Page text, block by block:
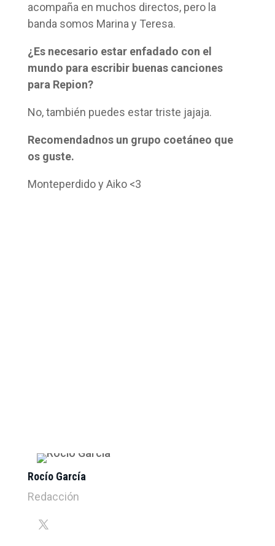
acompaña en muchos directos, pero la
banda somos Marina y Teresa.
¿Es necesario estar enfadado con el
mundo para escribir buenas canciones
para Repion?
No, también puedes estar triste jajaja.
Recomendadnos un grupo coetáneo que
os guste.
Monteperdido y Aiko <3
Rocío García
Redacción